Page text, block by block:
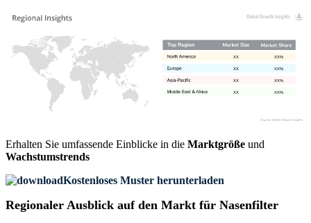
XX%
XX
XX%
XX
XX%
XX
XX%
XX
Erhalten Sie umfassende Einblicke in die Marktgröße und
Wachstumstrends
Kostenloses Muster herunterladen
Regionaler Ausblick auf den Markt für Nasenfilter